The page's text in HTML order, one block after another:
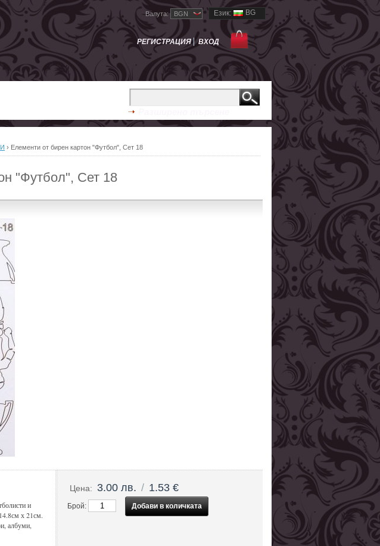
Език: BG
Валута: BGN
РЕГИСТРАЦИЯ ВХОД
› Елементи от бирен картон "Футбол", Сет 18
"Футбол", Сет 18
и
х 21см.
албуми,
Цена: 3.00 лв. / 1.53 €
Брой: